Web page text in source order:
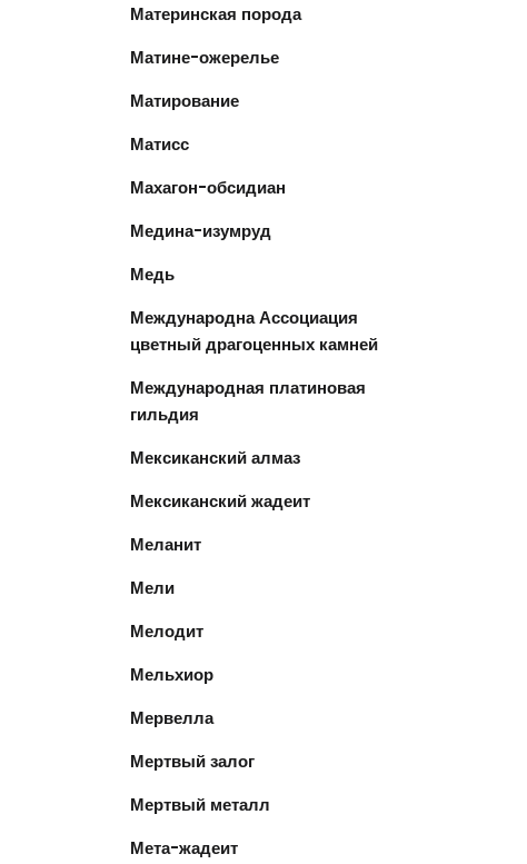
Материнская порода
Матине-ожерелье
Матирование
Матисс
Махагон-обсидиан
Медина-изумруд
Медь
Международна Ассоциация
цветный драгоценных камней
Международная платиновая
гильдия
Мексиканский алмаз
Мексиканский жадеит
Меланит
Мели
Мелодит
Мельхиор
Мервелла
Мертвый залог
Мертвый металл
Мета-жадеит